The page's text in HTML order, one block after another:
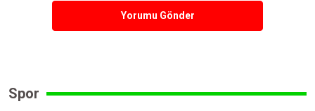
Yorumu Gönder
Spor